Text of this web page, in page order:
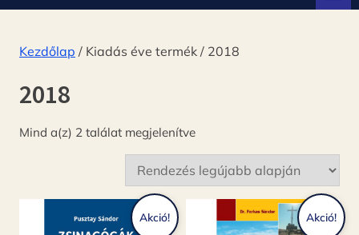
Kezdőlap / Kiadás éve termék / 2018
2018
Mind a(z) 2 találat megjelenítveSorted
by
latest
Akció! Akció!